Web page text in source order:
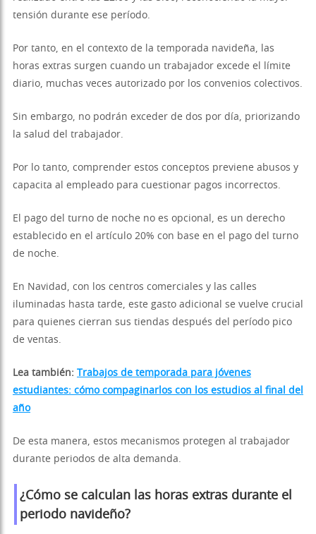
tensión durante ese período.
Por tanto, en el contexto de la temporada navideña, las
horas extras surgen cuando un trabajador excede el límite
diario, muchas veces autorizado por los convenios colectivos.
Sin embargo, no podrán exceder de dos por día, priorizando
la salud del trabajador.
Por lo tanto, comprender estos conceptos previene abusos y
capacita al empleado para cuestionar pagos incorrectos.
El pago del turno de noche no es opcional, es un derecho
establecido en el artículo 20% con base en el pago del turno
de noche.
En Navidad, con los centros comerciales y las calles
iluminadas hasta tarde, este gasto adicional se vuelve crucial
para quienes cierran sus tiendas después del período pico
de ventas.
Lea también:
Trabajos de temporada para jóvenes
estudiantes: cómo compaginarlos con los estudios al final del
año
De esta manera, estos mecanismos protegen al trabajador
durante periodos de alta demanda.
¿Cómo se calculan las horas extras durante el
periodo navideño?